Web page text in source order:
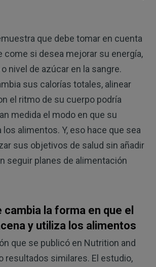
que debe tomar en cuenta
come si desea mejorar su energía,
nivel de azúcar en la sangre.
sus calorías totales, alinear
el ritmo de su cuerpo podría
medida el modo en que su
alimentos. Y, eso hace que sea
sus objetivos de salud sin añadir
seguir planes de alimentación
la forma en que el
y utiliza los alimentos
que se publicó en Nutrition and
resultados similares. El estudio,